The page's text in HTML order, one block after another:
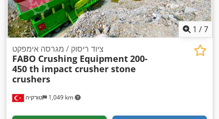
1 /7
טורקיה 1,049 km
ציוד ריסוק / מגרסה אימפקט
FABO Crushing Equipment200-
450 th impact crusher stone
crushers